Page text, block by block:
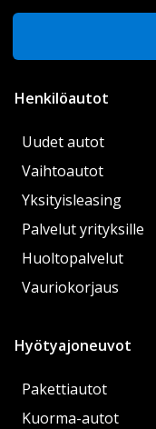
Henkilöautot
Uudet autot
Vaihtoautot
Yksityisleasing
Palvelut yrityksille
Huoltopalvelut
Vauriokorjaus
Hyötyajoneuvot
Pakettiautot
Kuorma-autot